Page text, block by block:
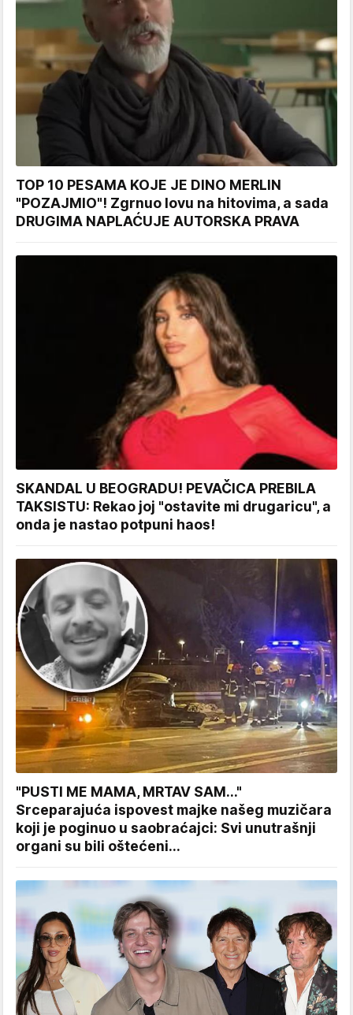
TOP 10 PESAMA KOJE JE DINO MERLIN
"POZAJMIO"! Zgrnuo lovu na hitovima, a sada
DRUGIMA NAPLAĆUJE AUTORSKA PRAVA
SKANDAL U BEOGRADU! PEVAČICA PREBILA
TAKSISTU: Rekao joj "ostavite mi drugaricu", a
onda je nastao potpuni haos!
"PUSTI ME MAMA, MRTAV SAM..."
Srceparajuća ispovest majke našeg muzičara
koji je poginuo u saobraćajci: Svi unutrašnji
organi su bili oštećeni...